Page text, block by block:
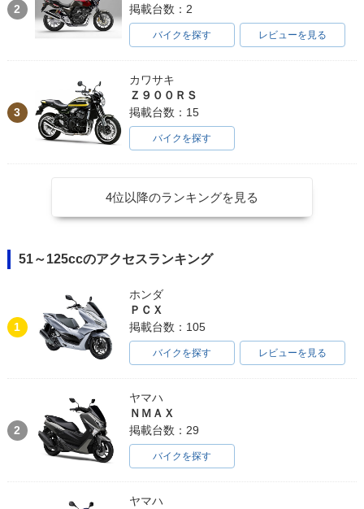
2
掲載台数：2
バイクを探す レビューを見る
3
カワサキ
Ｚ９００ＲＳ
掲載台数：15
バイクを探す
4位以降のランキングを見る
51～125ccのアクセスランキング
1
ホンダ
ＰＣＸ
掲載台数：105
バイクを探す レビューを見る
2
ヤマハ
ＮＭＡＸ
掲載台数：29
バイクを探す
ヤマハ